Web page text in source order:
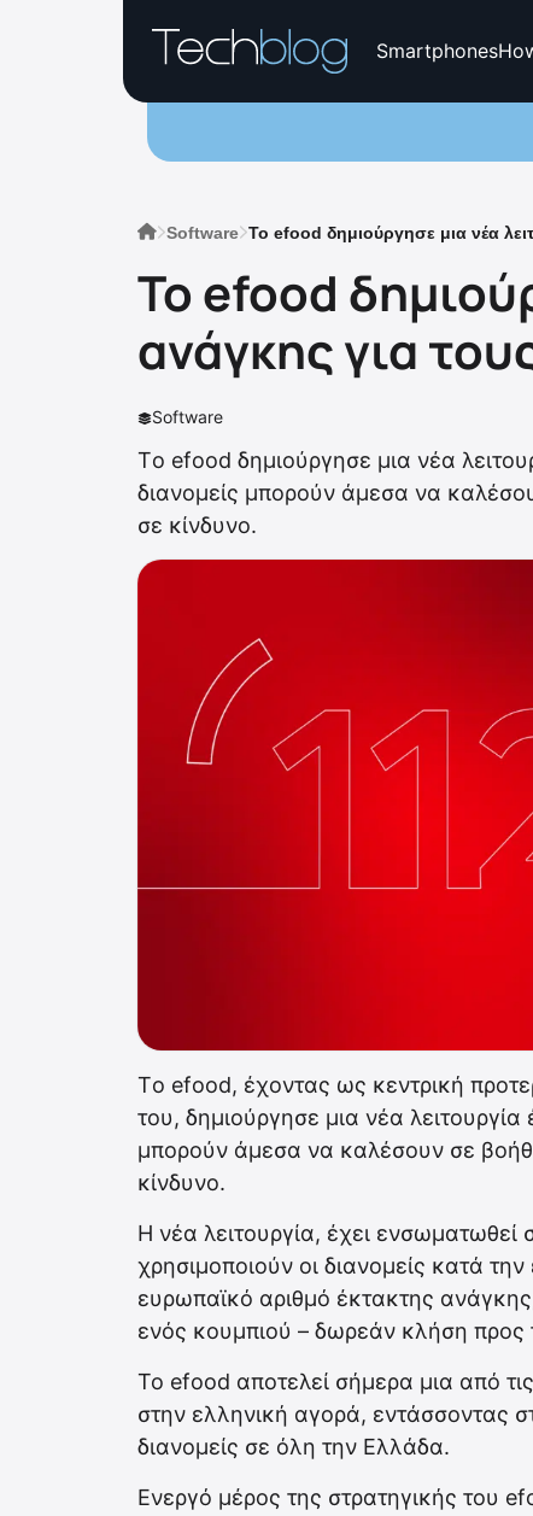
Smartphones
Software Το efood δημιούργησε μια νέα
Το efood
ανάγκης για
Software
Τo efood δημιούργησε μια νέα
διανομείς μπορούν άμεσα να
σε κίνδυνο.
Τo efood, έχοντας ως κεντρική
του, δημιούργησε μια νέα
μπορούν άμεσα να καλέσουν σε
κίνδυνο.
Η νέα λειτουργία, έχει
χρησιμοποιούν οι διανομείς κατά
ευρωπαϊκό αριθμό έκτακτης
ενός κουμπιού – δωρεάν κλήση προς
Το efood αποτελεί σήμερα μια από
στην ελληνική αγορά, εντάσσοντας
διανομείς σε όλη την Ελλάδα.
Ενεργό μέρος της στρατηγικής του